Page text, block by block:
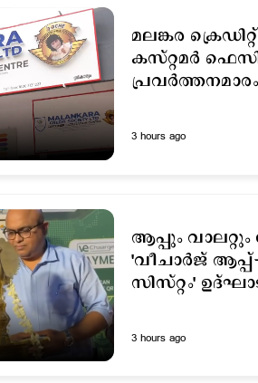
മലങ്കര
കസ്റ്റമർ
3 hours ago
ആപ്പും
'വീചാർജ്
സിസ്റ്റം'
3 hours ago